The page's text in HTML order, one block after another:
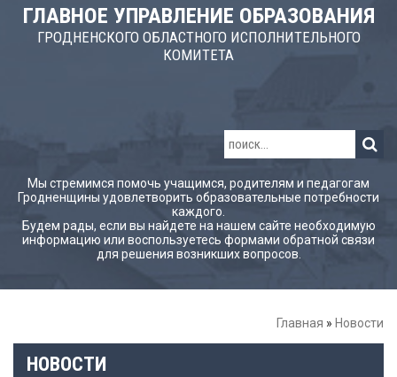
ГЛАВНОЕ УПРАВЛЕНИЕ ОБРАЗОВАНИЯ
ГРОДНЕНСКОГО ОБЛАСТНОГО ИСПОЛНИТЕЛЬНОГО
КОМИТЕТА
Мы стремимся помочь учащимся, родителям и педагогам
Гродненщины удовлетворить образовательные потребности
каждого.
Будем рады, если вы найдете на нашем сайте необходимую
информацию или воспользуетесь формами обратной связи
для решения возникших вопросов.
Главная » Новости
НОВОСТИ